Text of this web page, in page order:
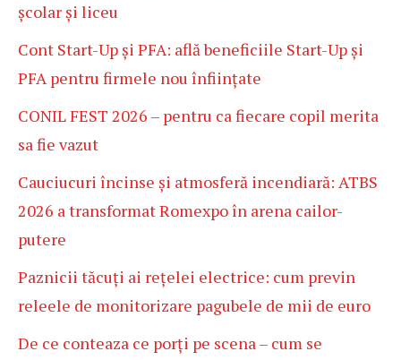
școlar și liceu
Cont Start-Up și PFA: află beneficiile Start-Up și
PFA pentru firmele nou înființate
CONIL FEST 2026 – pentru ca fiecare copil merita
sa fie vazut
Cauciucuri încinse și atmosferă incendiară: ATBS
2026 a transformat Romexpo în arena cailor-
putere
Paznicii tăcuți ai rețelei electrice: cum previn
releele de monitorizare pagubele de mii de euro
De ce conteaza ce porți pe scena – cum se